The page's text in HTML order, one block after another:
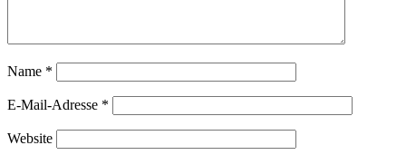
Name *
E-Mail-Adresse *
Website